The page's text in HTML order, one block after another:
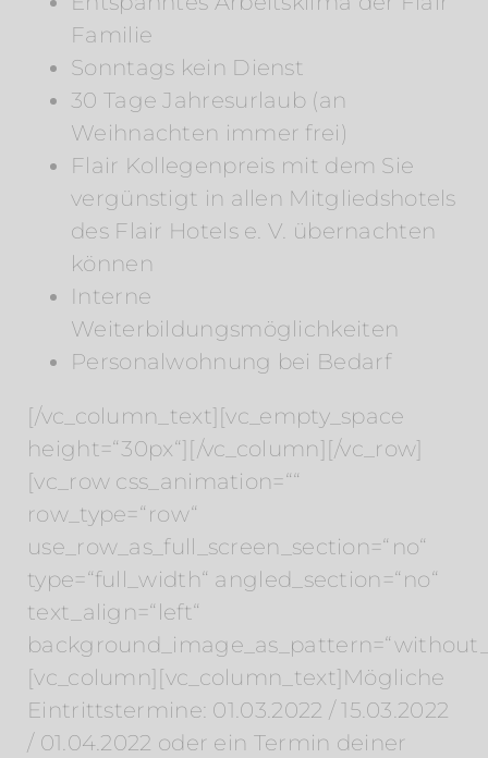
Familie
Sonntags kein Dienst
30 Tage Jahresurlaub (an
Weihnachten immer frei)
Flair Kollegenpreis mit dem Sie
vergünstigt in allen Mitgliedshotels
des Flair Hotels e. V. übernachten
können
Interne
Weiterbildungsmöglichkeiten
Personalwohnung bei Bedarf
[/vc_column_text][vc_empty_space
height=“30px“][/vc_column][/vc_row]
[vc_row css_animation=““
row_type=“row“
use_row_as_full_screen_section=“no“
type=“full_width“ angled_section=“no“
text_align=“left“
[vc_column][vc_column_text]Mögliche
Eintrittstermine: 01.03.2022 / 15.03.2022
/ 01.04.2022 oder ein Termin deiner